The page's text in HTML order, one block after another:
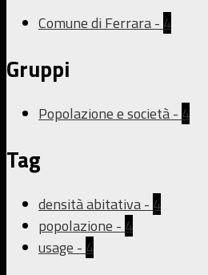
Comune di Ferrara- 4
Gruppi
Popolazione e società- 4
Tag
densità abitativa- 4
popolazione - 4
usage - 4